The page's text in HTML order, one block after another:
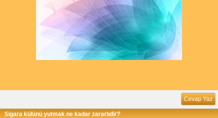
Cevap Yaz
Sigara külünü yutmak ne kadar zararlıdir?